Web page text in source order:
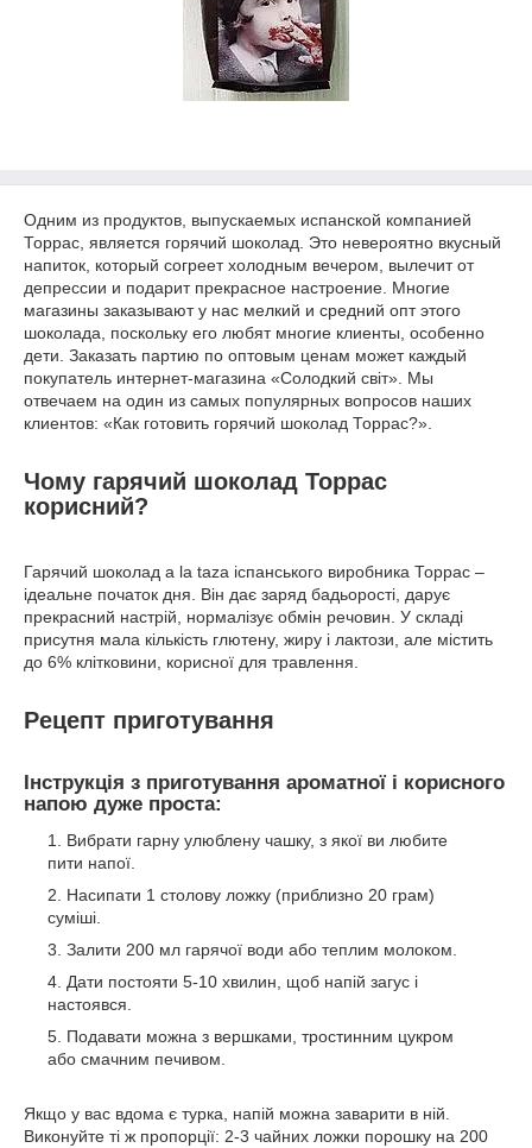
Одним из продуктов, выпускаемых испанской компанией
Торрас, является горячий шоколад. Это невероятно вкусный
напиток, который согреет холодным вечером, вылечит от
депрессии и подарит прекрасное настроение. Многие
магазины заказывают у нас мелкий и средний опт этого
шоколада, поскольку его любят многие клиенты, особенно
дети. Заказать партию по оптовым ценам может каждый
покупатель интернет-магазина «Солодкий світ». Мы
отвечаем на один из самых популярных вопросов наших
клиентов: «Как готовить горячий шоколад Торрас?».
Чому гарячий шоколад Торрас
корисний?
Гарячий шоколад a la taza іспанського виробника Торрас –
ідеальне початок дня. Він дає заряд бадьорості, дарує
прекрасний настрій, нормалізує обмін речовин. У складі
присутня мала кількість глютену, жиру і лактози, але містить
до 6% клітковини, корисної для травлення.
Рецепт приготування
Інструкція з приготування ароматної і корисного
напою дуже проста:
Вибрати гарну улюблену чашку, з якої ви любите
пити напої.
Насипати 1 столову ложку (приблизно 20 грам)
суміші.
Залити 200 мл гарячої води або теплим молоком.
Дати постояти 5-10 хвилин, щоб напій загус і
настоявся.
Подавати можна з вершками, тростинним цукром
або смачним печивом.
Якщо у вас вдома є турка, напій можна заварити в ній.
Виконуйте ті ж пропорції: 2-3 чайних ложки порошку на 200